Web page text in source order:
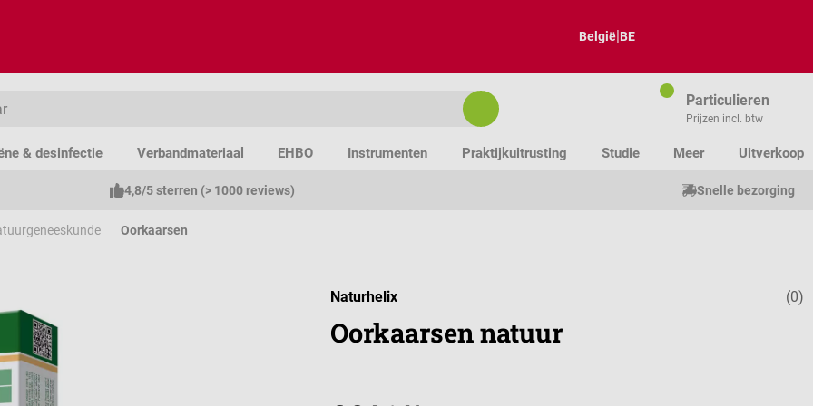
België|BE
Particulieren
Prijzen incl. btw
& desinfectie Verbandmateriaal EHBO Instrumenten Praktijkuitrusting Studie Meer Uitverkoop
4,8/5 sterren (> 1000 reviews) Snelle bezorging
Oorkaarsen
(0)
Naturhelix
Oorkaarsen natuur